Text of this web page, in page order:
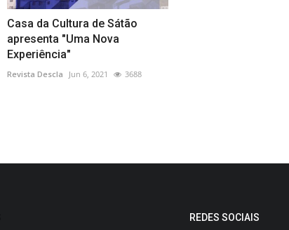
Casa da Cultura de Sátão
apresenta "Uma Nova
Experiência"
Revista Descla Jun 6, 2021 3688
REDES SOCIAIS